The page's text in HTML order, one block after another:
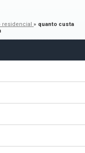
residencial» quanto custa